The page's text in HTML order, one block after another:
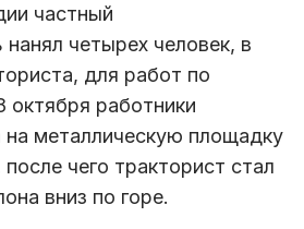
частный
четырех человек, в
для работ по
октября работники
на металлическую площадку
чего тракторист стал
вниз по горе.